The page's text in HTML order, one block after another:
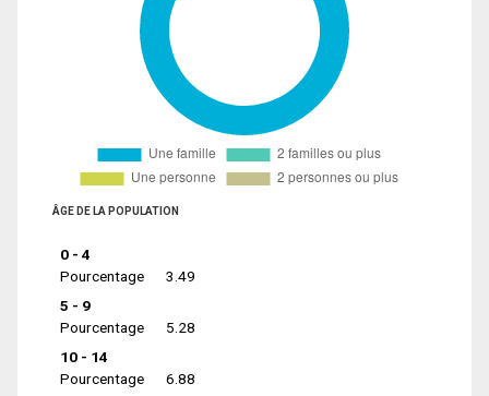
ÂGE DE LA POPULATION
0 - 4
Pourcentage
3.49
5 - 9
Pourcentage
5.28
10 - 14
Pourcentage
6.88